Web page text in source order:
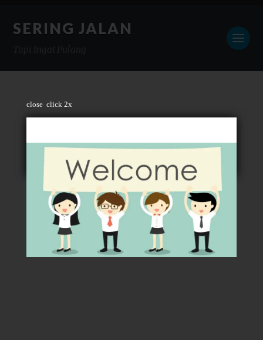
close click 2x
SERING JALAN